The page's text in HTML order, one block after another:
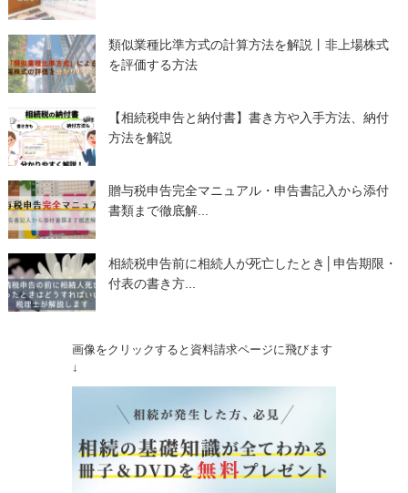
類似業種比準方式の計算方法を解説丨非上場株式
を評価する方法
【相続税申告と納付書】書き方や入手方法、納付
方法を解説
贈与税申告完全マニュアル・申告書記入から添付
書類まで徹底解...
相続税申告前に相続人が死亡したとき│申告期限・
付表の書き方...
画像をクリックすると資料請求ページに飛びます
↓